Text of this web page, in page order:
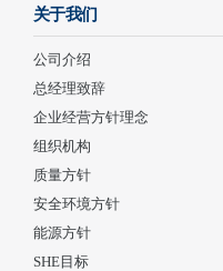
关于我们
公司介绍
总经理致辞
企业经营方针理念
组织机构
质量方针
安全环境方针
能源方针
SHE目标